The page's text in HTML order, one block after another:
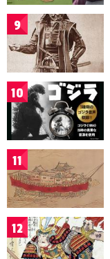
9
10
11
12